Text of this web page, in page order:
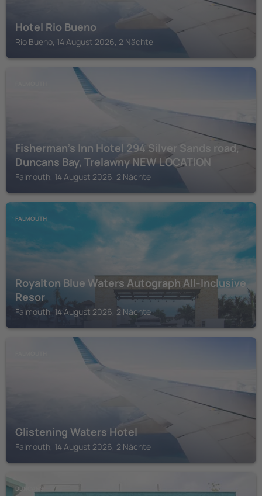
Hotel Rio Bueno
Rio Bueno, 14 August 2026, 2 Nächte
Fisherman's Inn Hotel 294 Silver Sands road,
Duncans Bay, Trelawny NEW LOCATION
Falmouth, 14 August 2026, 2 Nächte
FALMOUTH
Royalton Blue Waters Autograph All-Inclusive
Resor
Falmouth, 14 August 2026, 2 Nächte
Glistening Waters Hotel
Falmouth, 14 August 2026, 2 Nächte
DUNCANS